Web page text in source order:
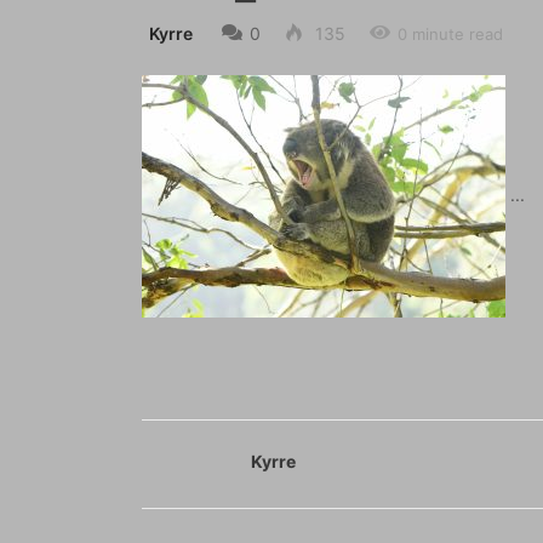
Kyrre 0 135 0 minute read
Kyrre